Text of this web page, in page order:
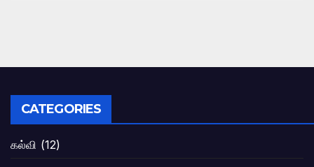
CATEGORIES
கல்வி (12)